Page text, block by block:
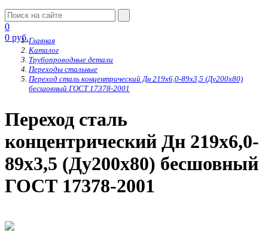
0
0 руб.Главная
Каталог
Трубопроводные детали
Переходы стальные
Переход сталь концентрический Дн 219х6,0-89х3,5 (Ду200х80)
бесшовный ГОСТ 17378-2001
Переход сталь
концентрический Дн 219х6,0-
89х3,5 (Ду200х80) бесшовный
ГОСТ 17378-2001